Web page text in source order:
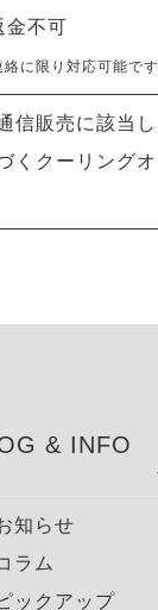
金不可
に限り対応可能です
信販売に該当
くクーリング
& INFO
知らせ
ラム
ックアップ